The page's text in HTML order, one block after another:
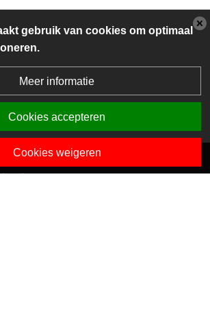
gebruik van cookies om optimaal
Meer informatie
Cookies accepteren
Cookies weigeren